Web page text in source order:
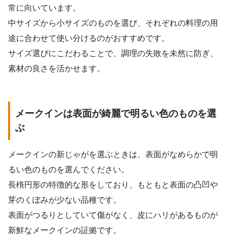
常に向いています。
中サイズから小サイズのものを選び、それぞれの料理の用
途に合わせて使い分けるのがおすすめです。
サイズ選びにこだわることで、調理の失敗を未然に防ぎ、
素材の良さを活かせます。
メークインは表面が綺麗で明るい色のものを選
ぶ
メークインの新じゃがを選ぶときは、表面がなめらかで明
るい色のものを選んでください。
長楕円形の特徴的な形をしており、もともと表面の凸凹や
芽のくぼみが少ない品種です。
表面がつるりとしていて傷がなく、皮にハリがあるものが
新鮮なメークインの証拠です。